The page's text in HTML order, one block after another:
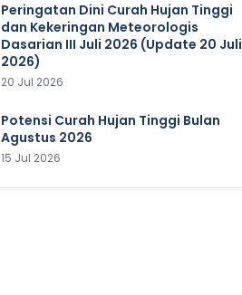
Peringatan Dini Curah Hujan Tinggi
dan Kekeringan Meteorologis
Dasarian III Juli 2026 (Update 20 Juli
2026)
20 Jul 2026
Potensi Curah Hujan Tinggi Bulan
Agustus 2026
15 Jul 2026